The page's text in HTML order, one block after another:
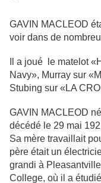
GAVIN MACLEOD
voir dans de
Il a joué le matelot
Navy», Murray sur
Stubing sur « LA
GAVIN MACLEOD
décédé le 29 mai
Sa mère travaillait
père était un
grandi à
College, où il a